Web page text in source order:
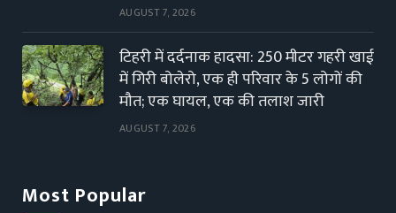
AUGUST 7, 2026
टिहरी में दर्दनाक हादसा: 250 मीटर गहरी खाई
में गिरी बोलेरो, एक ही परिवार के 5 लोगों की
मौत; एक घायल, एक की तलाश जारी
AUGUST 7, 2026
Most Popular